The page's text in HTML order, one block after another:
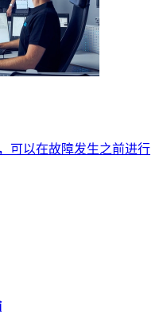
可以在故障发生之前进行